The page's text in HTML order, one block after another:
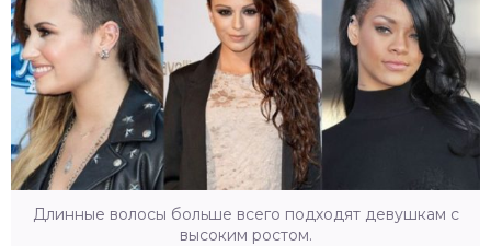
Длинные волосы больше всего подходят девушкам с
высоким ростом.